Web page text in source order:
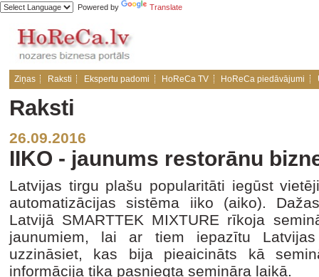
Powered by Translate
Ziņas Raksti Ekspertu padomi HoReCa TV HoReCa piedāvājumi
Raksti
26.09.2016
IIKO - jaunums restorānu
Latvijas tirgu plašu popularitāti iegūst
automatizācijas sistēma iiko (aiko).
Latvijā SMARTTEK MIXTURE rīkoja
jaunumiem, lai ar tiem iepazītu
uzzināsiet, kas bija pieaicināts kā
informācija tika pasniegta semināra laikā.